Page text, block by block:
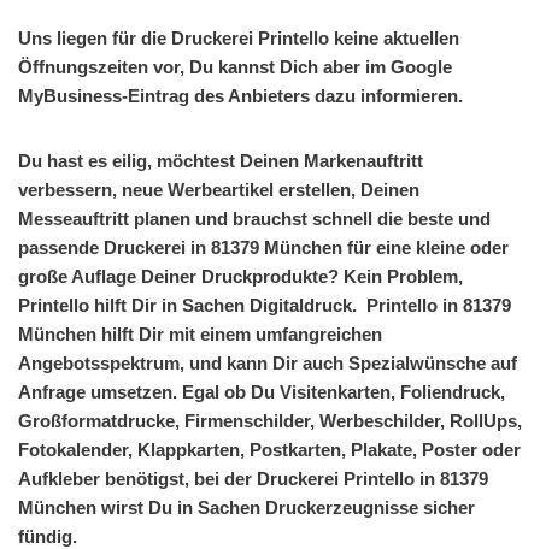
Uns liegen für die Druckerei Printello keine aktuellen
Öffnungszeiten vor, Du kannst Dich aber im Google
MyBusiness-Eintrag des Anbieters dazu informieren.
Du hast es eilig, möchtest Deinen Markenauftritt
verbessern, neue Werbeartikel erstellen, Deinen
Messeauftritt planen und brauchst schnell die beste und
passende Druckerei in 81379 München für eine kleine oder
große Auflage Deiner Druckprodukte? Kein Problem,
Printello hilft Dir in Sachen Digitaldruck. Printello in 81379
München hilft Dir mit einem umfangreichen
Angebotsspektrum, und kann Dir auch Spezialwünsche auf
Anfrage umsetzen. Egal ob Du Visitenkarten, Foliendruck,
Großformatdrucke, Firmenschilder, Werbeschilder, RollUps,
Fotokalender, Klappkarten, Postkarten, Plakate, Poster oder
Aufkleber benötigst, bei der Druckerei Printello in 81379
München wirst Du in Sachen Druckerzeugnisse sicher
fündig.